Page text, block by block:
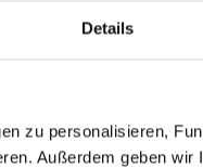
Details
zu personalisieren,
Außerdem geben